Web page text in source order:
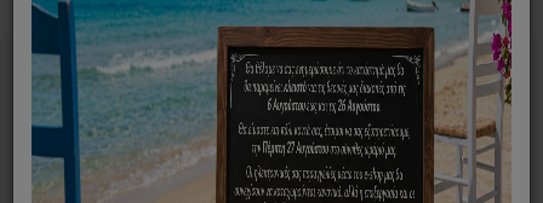
Home Σκούπα
Αξεσουάρ/ Ανταλλακτικά
Εξάρτημα Καθαρισμού Ταπετσαρίας SPD10